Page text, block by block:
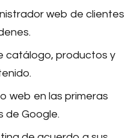
web de clientes
catálogo, productos y
web en las primeras
de Google.